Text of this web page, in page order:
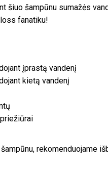
šiuo šampūnu sumažės
fanatiku!
įprastą vandenį
kietą vandenį
rekomenduojame